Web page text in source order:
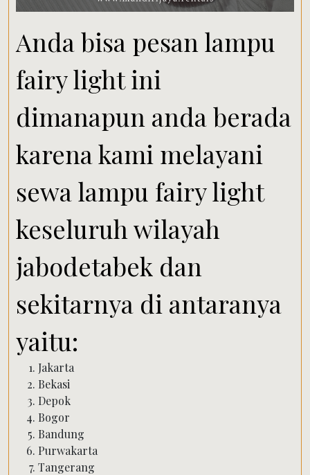
Anda bisa pesan lampu
fairy light ini
dimanapun anda berada
karena kami melayani
sewa lampu fairy light
keseluruh wilayah
jabodetabek dan
sekitarnya di antaranya
yaitu:
Jakarta
Bekasi
Depok
Bogor
Bandung
Purwakarta
Tangerang